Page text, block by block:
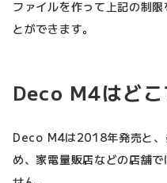
ファイルを作って上記の制
とができます。
Deco M4はど
Deco M4は2018年発売と、
め、家電量販店などの店舗